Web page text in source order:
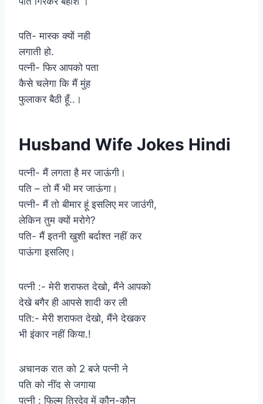
पति- मास्क क्यों नही
लगाती हो.
पत्नी- फिर आपको पता
कैसे चलेगा कि मैं मुंह
फुलाकर बैठी हूँ..।
Husband Wife Jokes Hindi
पत्नी- मैं लगता है मर जाऊंगी।
पति – तो मैं भी मर जाऊंगा।
पत्नी- मैं तो बीमार हूं इसलिए मर जाउंगी,
लेकिन तुम क्यों मरोगे?
पति- मैं इतनी खुशी बर्दाश्त नहीं कर
पाऊंगा इसलिए।
पत्नी :- मेरी शराफत देखो, मैंने आपको
देखे बगैर ही आपसे शादी कर ली
पति:- मेरी शराफत देखो, मैंने देखकर
भी इंकार नहीं किया.!
अचानक रात को 2 बजे पत्नी ने
पति को नींद से जगाया
पत्नी : फिल्म त्रिदेव में कौन-कौन